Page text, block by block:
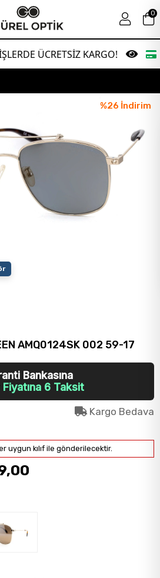
KARGO! Garanti
0
%26 İndirim
AMQ0124SK 002 59-17
Bankasına
Fiyatına 6 Taksit
Kargo Bedava
uygun kılıf ile gönderilecektir.